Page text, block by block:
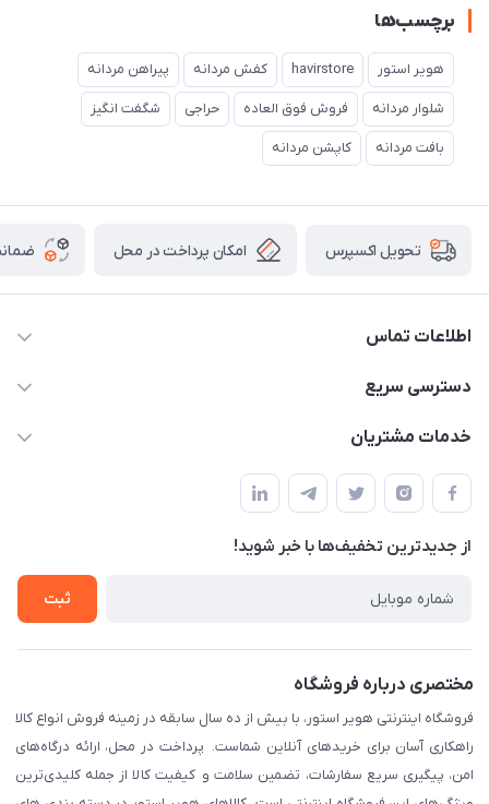
برچسب‌ها
هویر استور havirstore کفش مردانه پیراهن مردانه
شلوار مردانه فروش فوق العاده حراجی شگفت انگیز
بافت مردانه کاپشن مردانه
تحویل اکسپرس امکان پرداخت در محل
اطلاعات تماس
05191001370
دسترسی سریع
حساب کاربری
لیست محصولات
درباره ما
خدمات مشتریان
پیگیری سفارش
قوانین و مقرارت
حریم خصوصی
راهنما
از جدید‌ترین تخفیف‌ها با‌ خبر شوید!
ثبت
مختصری درباره فروشگاه
فروشگاه اینترنتی هویر استور، با بیش از ده سال سابقه در زمینه فروش انواع کالا
راهکاری آسان برای خریدهای آنلاین شماست. پرداخت در محل، ارائه درگاه‌های
امن، پیگیری سریع سفارشات، تضمین سلامت و کیفیت کالا از جمله کلیدی‌ترین